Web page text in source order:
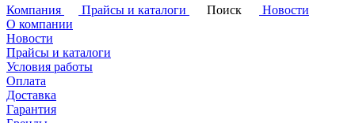
Компания
Прайсы и каталоги Поиск
Новости
О компании
Новости
Прайсы и каталоги
Условия работы
Оплата
Доставка
Гарантия